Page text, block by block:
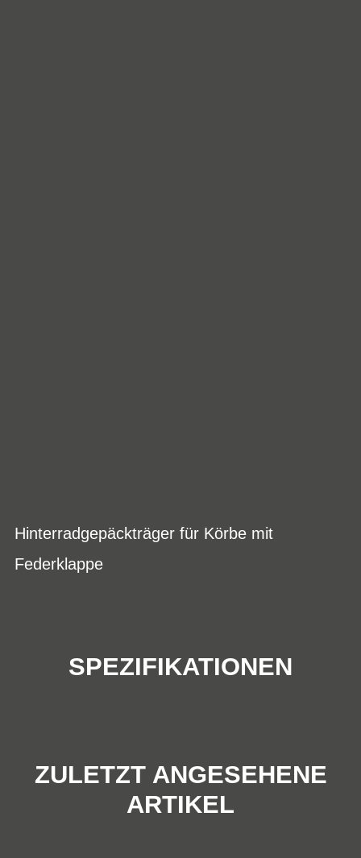
Hinterradgepäckträger für Körbe mit
Federklappe
SPEZIFIKATIONEN
ZULETZT ANGESEHENE
ARTIKEL